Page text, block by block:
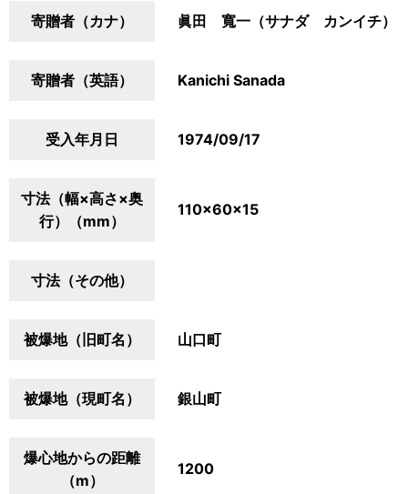
寄贈者（カナ） 眞田 寬一（サナダ カンイチ）
寄贈者（英語） Kanichi Sanada
受入年月日 1974/09/17
寸法（幅×高さ×奥
行）（mm）
110×60×15
寸法（その他）
被爆地（旧町名） 山口町
被爆地（現町名） 銀山町
爆心地からの距離
（m）
1200